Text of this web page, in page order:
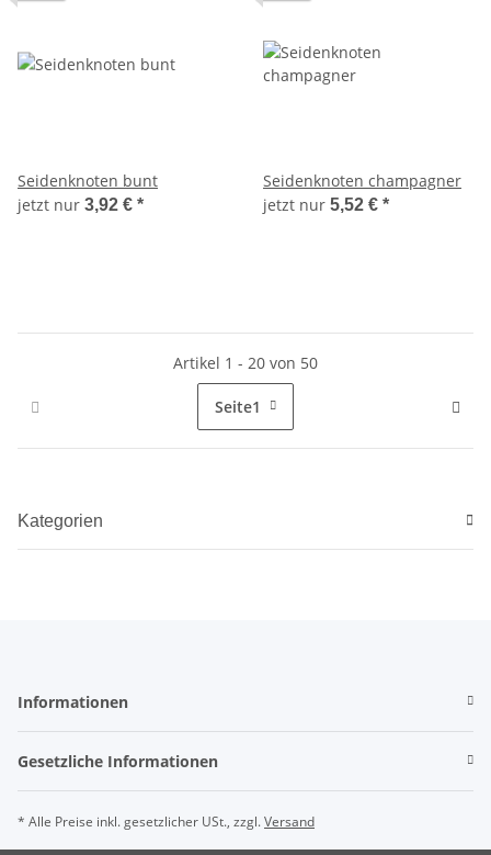
Seidenknoten bunt
jetzt nur 3,92 € *
Seidenknoten champagner
jetzt nur 5,52 € *
Artikel 1 - 20 von 50
Seite1
Kategorien
Informationen
Gesetzliche Informationen
* Alle Preise inkl. gesetzlicher USt., zzgl.Versand